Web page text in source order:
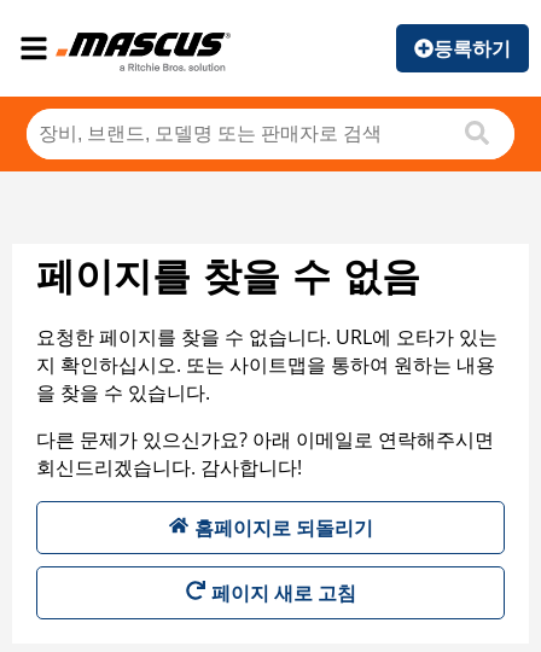
등록하기
페이지를 찾을 수 없음
요청한 페이지를 찾을 수 없습니다. URL에 오타가 있는
지 확인하십시오. 또는 사이트맵을 통하여 원하는 내용
을 찾을 수 있습니다.
다른 문제가 있으신가요? 아래 이메일로 연락해주시면
회신드리겠습니다. 감사합니다!
홈페이지로 되돌리기
페이지 새로 고침